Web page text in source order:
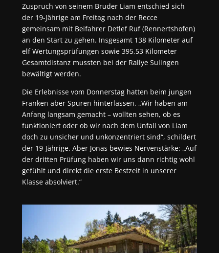
Zuspruch von seinem Bruder Liam entschied sich
der 19-Jährige am Freitag nach der Recce
gemeinsam mit Beifahrer Detlef Ruf (Rennertshofen)
an den Start zu gehen. Insgesamt 138 Kilometer auf
elf Wertungsprüfungen sowie 395,53 Kilometer
Gesamtdistanz mussten bei der Rallye Sulingen
bewältigt werden.
Die Erlebnisse vom Donnerstag hatten beim jungen
Franken aber Spuren hinterlassen. „Wir haben am
Anfang langsam gemacht – wollten sehen, ob es
funktioniert oder ob wir nach dem Unfall von Liam
doch zu unsicher und unkonzentriert sind“, schildert
der 19-Jährige. Aber Jonas bewies Nervenstärke: „Auf
der dritten Prüfung haben wir uns dann richtig wohl
gefühlt und direkt die erste Bestzeit in unserer
Klasse absolviert.“